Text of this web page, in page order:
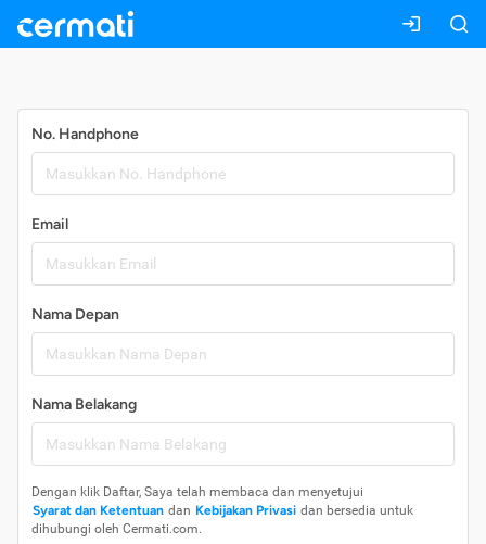
No. Handphone
Email
Nama Depan
Nama Belakang
Dengan klik Daftar, Saya telah membaca dan menyetujui
Syarat dan Ketentuan dan Kebijakan Privasi dan bersedia untuk
dihubungi oleh Cermati.com.